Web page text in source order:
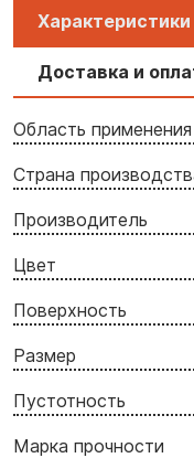
Характеристики
Доставка и
Область применения
Страна
Производитель
Цвет
Поверхность
Размер
Пустотность
Марка прочности